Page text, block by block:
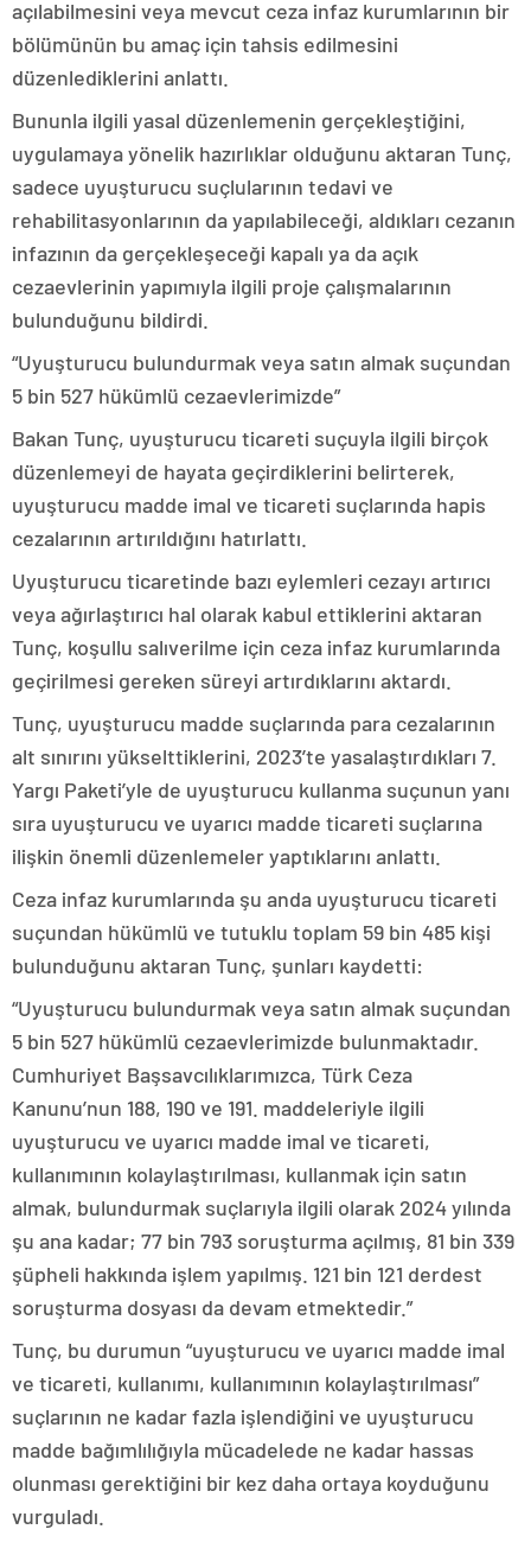
açılabilmesini veya mevcut ceza infaz kurumlarının bir
bölümünün bu amaç için tahsis edilmesini
düzenlediklerini anlattı.
Bununla ilgili yasal düzenlemenin gerçekleştiğini,
uygulamaya yönelik hazırlıklar olduğunu aktaran Tunç,
sadece uyuşturucu suçlularının tedavi ve
rehabilitasyonlarının da yapılabileceği, aldıkları cezanın
infazının da gerçekleşeceği kapalı ya da açık
cezaevlerinin yapımıyla ilgili proje çalışmalarının
bulunduğunu bildirdi.
“Uyuşturucu bulundurmak veya satın almak suçundan
5 bin 527 hükümlü cezaevlerimizde”
Bakan Tunç, uyuşturucu ticareti suçuyla ilgili birçok
düzenlemeyi de hayata geçirdiklerini belirterek,
uyuşturucu madde imal ve ticareti suçlarında hapis
cezalarının artırıldığını hatırlattı.
Uyuşturucu ticaretinde bazı eylemleri cezayı artırıcı
veya ağırlaştırıcı hal olarak kabul ettiklerini aktaran
Tunç, koşullu salıverilme için ceza infaz kurumlarında
geçirilmesi gereken süreyi artırdıklarını aktardı.
Tunç, uyuşturucu madde suçlarında para cezalarının
alt sınırını yükselttiklerini, 2023’te yasalaştırdıkları 7.
Yargı Paketi’yle de uyuşturucu kullanma suçunun yanı
sıra uyuşturucu ve uyarıcı madde ticareti suçlarına
ilişkin önemli düzenlemeler yaptıklarını anlattı.
Ceza infaz kurumlarında şu anda uyuşturucu ticareti
suçundan hükümlü ve tutuklu toplam 59 bin 485 kişi
bulunduğunu aktaran Tunç, şunları kaydetti:
“Uyuşturucu bulundurmak veya satın almak suçundan
5 bin 527 hükümlü cezaevlerimizde bulunmaktadır.
Cumhuriyet Başsavcılıklarımızca, Türk Ceza
Kanunu’nun 188, 190 ve 191. maddeleriyle ilgili
uyuşturucu ve uyarıcı madde imal ve ticareti,
kullanımının kolaylaştırılması, kullanmak için satın
almak, bulundurmak suçlarıyla ilgili olarak 2024 yılında
şu ana kadar; 77 bin 793 soruşturma açılmış, 81 bin 339
şüpheli hakkında işlem yapılmış. 121 bin 121 derdest
soruşturma dosyası da devam etmektedir.”
Tunç, bu durumun “uyuşturucu ve uyarıcı madde imal
ve ticareti, kullanımı, kullanımının kolaylaştırılması”
suçlarının ne kadar fazla işlendiğini ve uyuşturucu
madde bağımlılığıyla mücadelede ne kadar hassas
olunması gerektiğini bir kez daha ortaya koyduğunu
vurguladı.